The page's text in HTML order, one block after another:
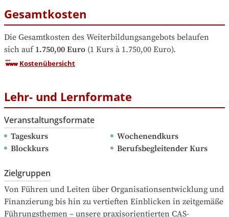
Gesamtkosten
Die Gesamtkosten des Weiterbildungsangebots belaufen
sich auf 1.750,00 Euro (1 Kurs à 1.750,00 Euro).
Kostenübersicht
Lehr- und Lernformate
Veranstaltungsformate
Tageskurs
Wochenendkurs
Blockkurs
Berufsbegleitender Kurs
Zielgruppen
Von Führen und Leiten über Organisationsentwicklung und
Finanzierung bis hin zu vertieften Einblicken in zeitgemäße
Führungsthemen – unsere praxisorientierten CAS-